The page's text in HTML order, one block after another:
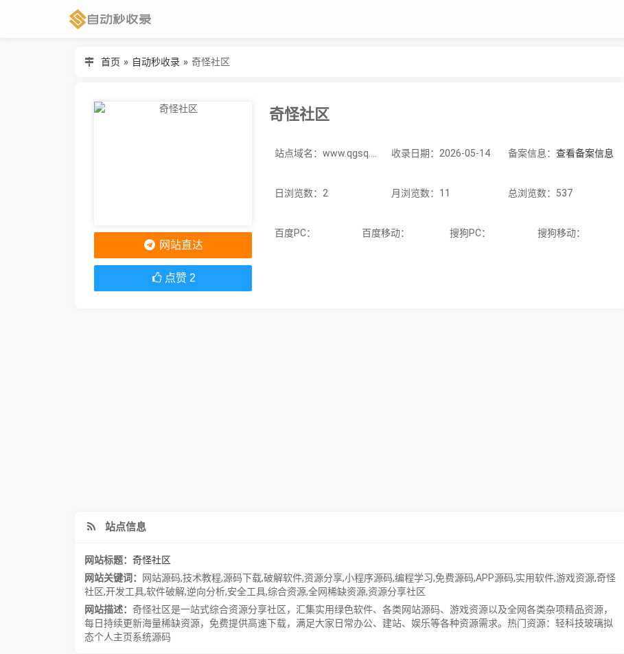
首页 » 自动秒收录 » 奇怪社区
奇怪社区
站点域名：www.qgsq.cn 收录日期：2026-05-14 备案信息：查看备案信息
日浏览数：2 月浏览数：11 总浏览数：537
百度PC： 百度移动： 搜狗PC： 搜狗移动：
网站直达
点赞 2
站点信息
网站标题： 奇怪社区
网站关键词：
网站源码,技术教程,源码下载,破解软件,资源分享,小程序源码,编程学习,免费源码,APP源码,实用软件,游戏资源,奇怪
社区,开发工具,软件破解,逆向分析,安全工具,综合资源,全网稀缺资源,资源分享社区
网站描述： 奇怪社区是一站式综合资源分享社区，汇集实用绿色软件、各类网站源码、游戏资源以及全网各类杂项精品资源，
每日持续更新海量稀缺资源，免费提供高速下载，满足大家日常办公、建站、娱乐等各种资源需求。热门资源：轻科技玻璃拟
态个人主页系统源码